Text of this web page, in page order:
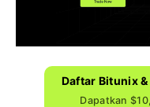
Daftar Bitunix
Dapatkan